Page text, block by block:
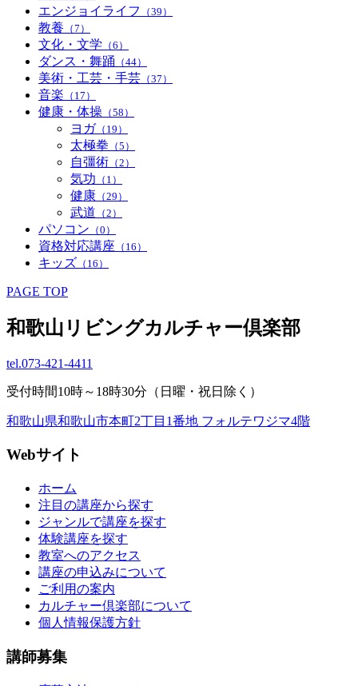
エンジョイライフ （39）
教養 （7）
文化・文学 （6）
ダンス・舞踊 （44）
美術・工芸・手芸 （37）
音楽 （17）
健康・体操 （58）
ヨガ （19）
太極拳 （5）
自彊術 （2）
気功 （1）
健康 （29）
武道 （2）
パソコン （0）
資格対応講座 （16）
キッズ （16）
PAGE TOP
和歌山リビングカルチャー倶楽部
tel.073-421-4411
受付時間10時～18時30分（日曜・祝日除く）
和歌山県和歌山市本町2丁目1番地 フォルテワジマ4階
Webサイト
ホーム
注目の講座から探す
ジャンルで講座を探す
体験講座を探す
教室へのアクセス
講座の申込みについて
ご利用の案内
カルチャー倶楽部について
個人情報保護方針
講師募集